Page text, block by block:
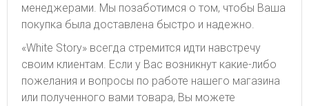
менеджерами. Мы позаботимся о том, чтобы Ваша
покупка была доставлена быстро и надежно.
«White Story» всегда стремится идти навстречу
своим клиентам. Если у Вас возникнут какие-либо
пожелания и вопросы по работе нашего магазина
или полученного вами товара, Вы можете